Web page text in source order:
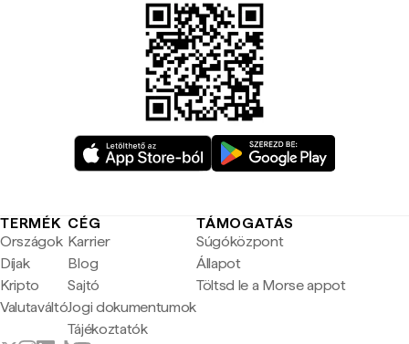
TERMÉK
Országok
Díjak
Kripto
Valutaváltó
CÉG
Karrier
Blog
Sajtó
Jogi dokumentumok
Tájékoztatók
TÁMOGATÁS
Súgóközpont
Állapot
Töltsd le a Morse appot